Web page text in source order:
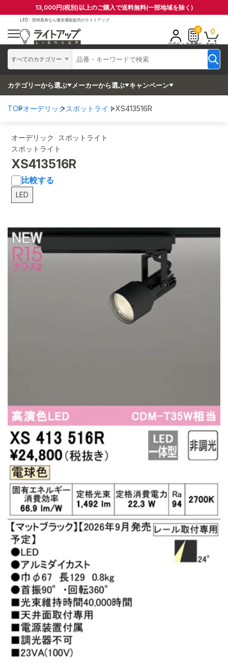
13,000円(税別)以上のご購入で送料無料(一部地域を除く)
LED・照明器具なら激安通販販売のライトアップ
すべてのカテゴリー
ログイン
0
お見積り
0
カート
カテゴリーから選ぶ メーカーから選ぶ キャンペーン
TOPオーデリックスポットライトXS413516R
オーデリック スポットライト
スポットライト
XS413516R
比較する
LED